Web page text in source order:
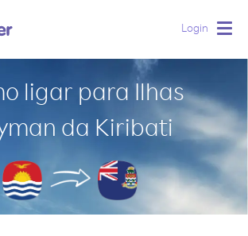
Login
ligar para Ilhas
da Kiribati